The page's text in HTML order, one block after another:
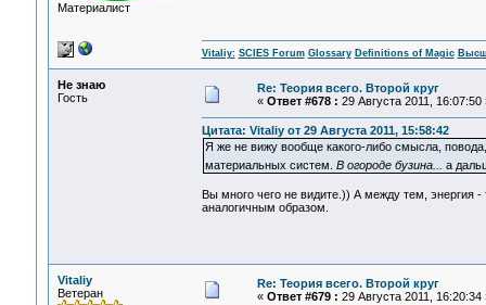
Материалист
Vitaliy: SCIES Forum Glossary Definitions of Magic
Не знаю
Гость
Re: Теория всего. Второй круг
« Ответ #678 : 29 Августа 2011, 16:07:50
Цитата: Vitaliy от 29 Августа 2011, 15:58:42
Я же не вижу вообще какого-либо смысла,
материальных систем. В огороде бузина... а
Вы много чего не видите.)) А между тем, энергия -
аналогичным образом.
Vitaliy
Ветеран
Re: Теория всего. Второй круг
« Ответ #679 : 29 Августа 2011, 16:20:34